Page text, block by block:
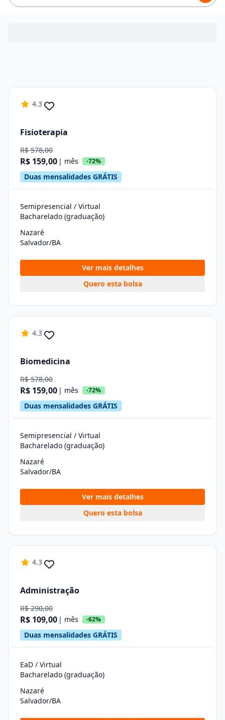
4.3
Fisioterapia
R$ 578,00
R$ 159,00 | mês -72%
Duas mensalidades GRÁTIS
Semipresencial / Virtual
Bacharelado (graduação)
Nazaré
Salvador/BA
Ver mais detalhes
Quero esta bolsa
4.3
Biomedicina
R$ 578,00
R$ 159,00 | mês -72%
Duas mensalidades GRÁTIS
Semipresencial / Virtual
Bacharelado (graduação)
Nazaré
Salvador/BA
Ver mais detalhes
Quero esta bolsa
4.3
Administração
R$ 290,00
R$ 109,00 | mês -62%
Duas mensalidades GRÁTIS
EaD / Virtual
Bacharelado (graduação)
Nazaré
Salvador/BA